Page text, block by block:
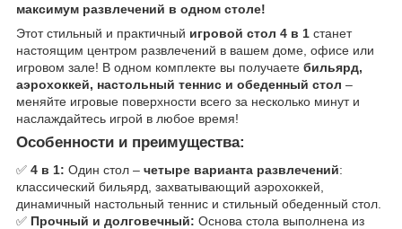
максимум развлечений в одном столе!
Этот стильный и практичный игровой стол 4 в 1 станет
настоящим центром развлечений в вашем доме, офисе или
игровом зале! В одном комплекте вы получаете бильярд,
аэрохоккей, настольный теннис и обеденный стол –
меняйте игровые поверхности всего за несколько минут и
наслаждайтесь игрой в любое время!
Особенности и преимущества:
✅ 4 в 1: Один стол – четыре варианта развлечений:
классический бильярд, захватывающий аэрохоккей,
динамичный настольный теннис и стильный обеденный стол.
✅ Прочный и долговечный: Основа стола выполнена из